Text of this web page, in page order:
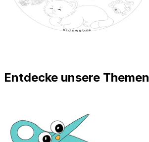
Entdecke unsere Themen